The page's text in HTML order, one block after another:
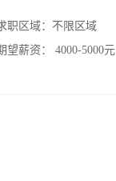
职区域： 不限区域
望薪资：
4000-5000元